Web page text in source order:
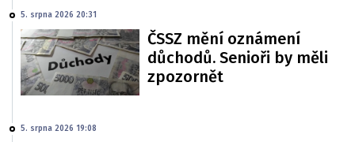
5. srpna 2026 20:31
ČSSZ mění oznámení
důchodů. Senioři by měli
zpozornět
5. srpna 2026 19:08